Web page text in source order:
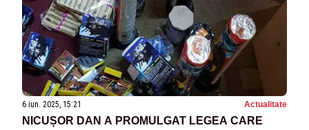
6 iun. 2025, 15:21 Actualitate
NICUȘOR DAN A PROMULGAT LEGEA CARE